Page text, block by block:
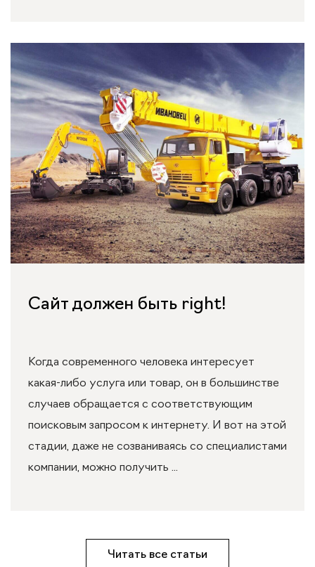
Сайт должен быть right!
Когда современного человека интересует
какая-либо услуга или товар, он в большинстве
случаев обращается с соответствующим
поисковым запросом к интернету. И вот на этой
стадии, даже не созваниваясь со специалистами
компании, можно получить ...
Читать все статьи